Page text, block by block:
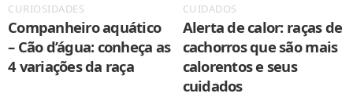
CURIOSIDADES
Companheiro aquático
– Cão d’água: conheça as
4 variações da raça
CUIDADOS
Alerta de calor: raças de
cachorros que são mais
calorentos e seus
cuidados